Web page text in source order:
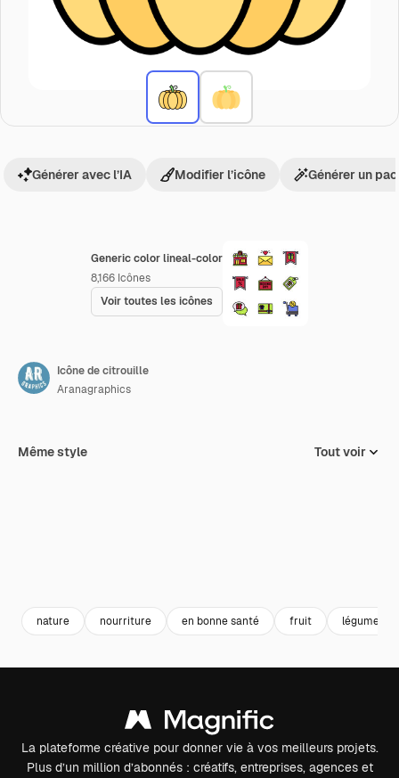
Generic color lineal-color
8,166 Icônes
Voir toutes les icônes
Générer avec l’IA Modifier l’icône Générer un
Icône de citrouille
Aranagraphics
Même style Tout voir
nature nourriture en bonne santé fruit légume
La plateforme créative pour donner vie à vos meilleurs projets.
Plus d’un million d’abonnés : créatifs, entreprises, agences et